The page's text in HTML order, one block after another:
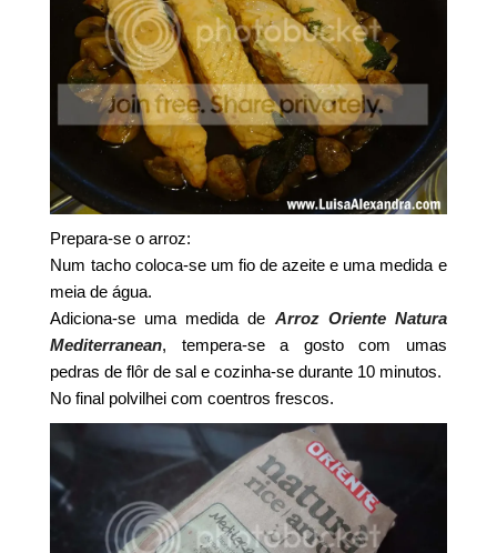
Prepara-se o arroz:
Num tacho coloca-se um fio de azeite e uma medida e
meia de água.
Adiciona-se uma medida de Arroz Oriente Natura
Mediterranean, tempera-se a gosto com umas
pedras de flôr de sal e cozinha-se durante 10 minutos.
No final polvilhei com coentros frescos.